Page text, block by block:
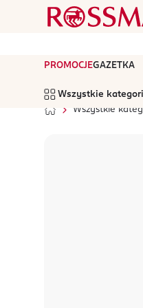
PROMOCJEGAZETKA
Wszystkie
Wszystkie